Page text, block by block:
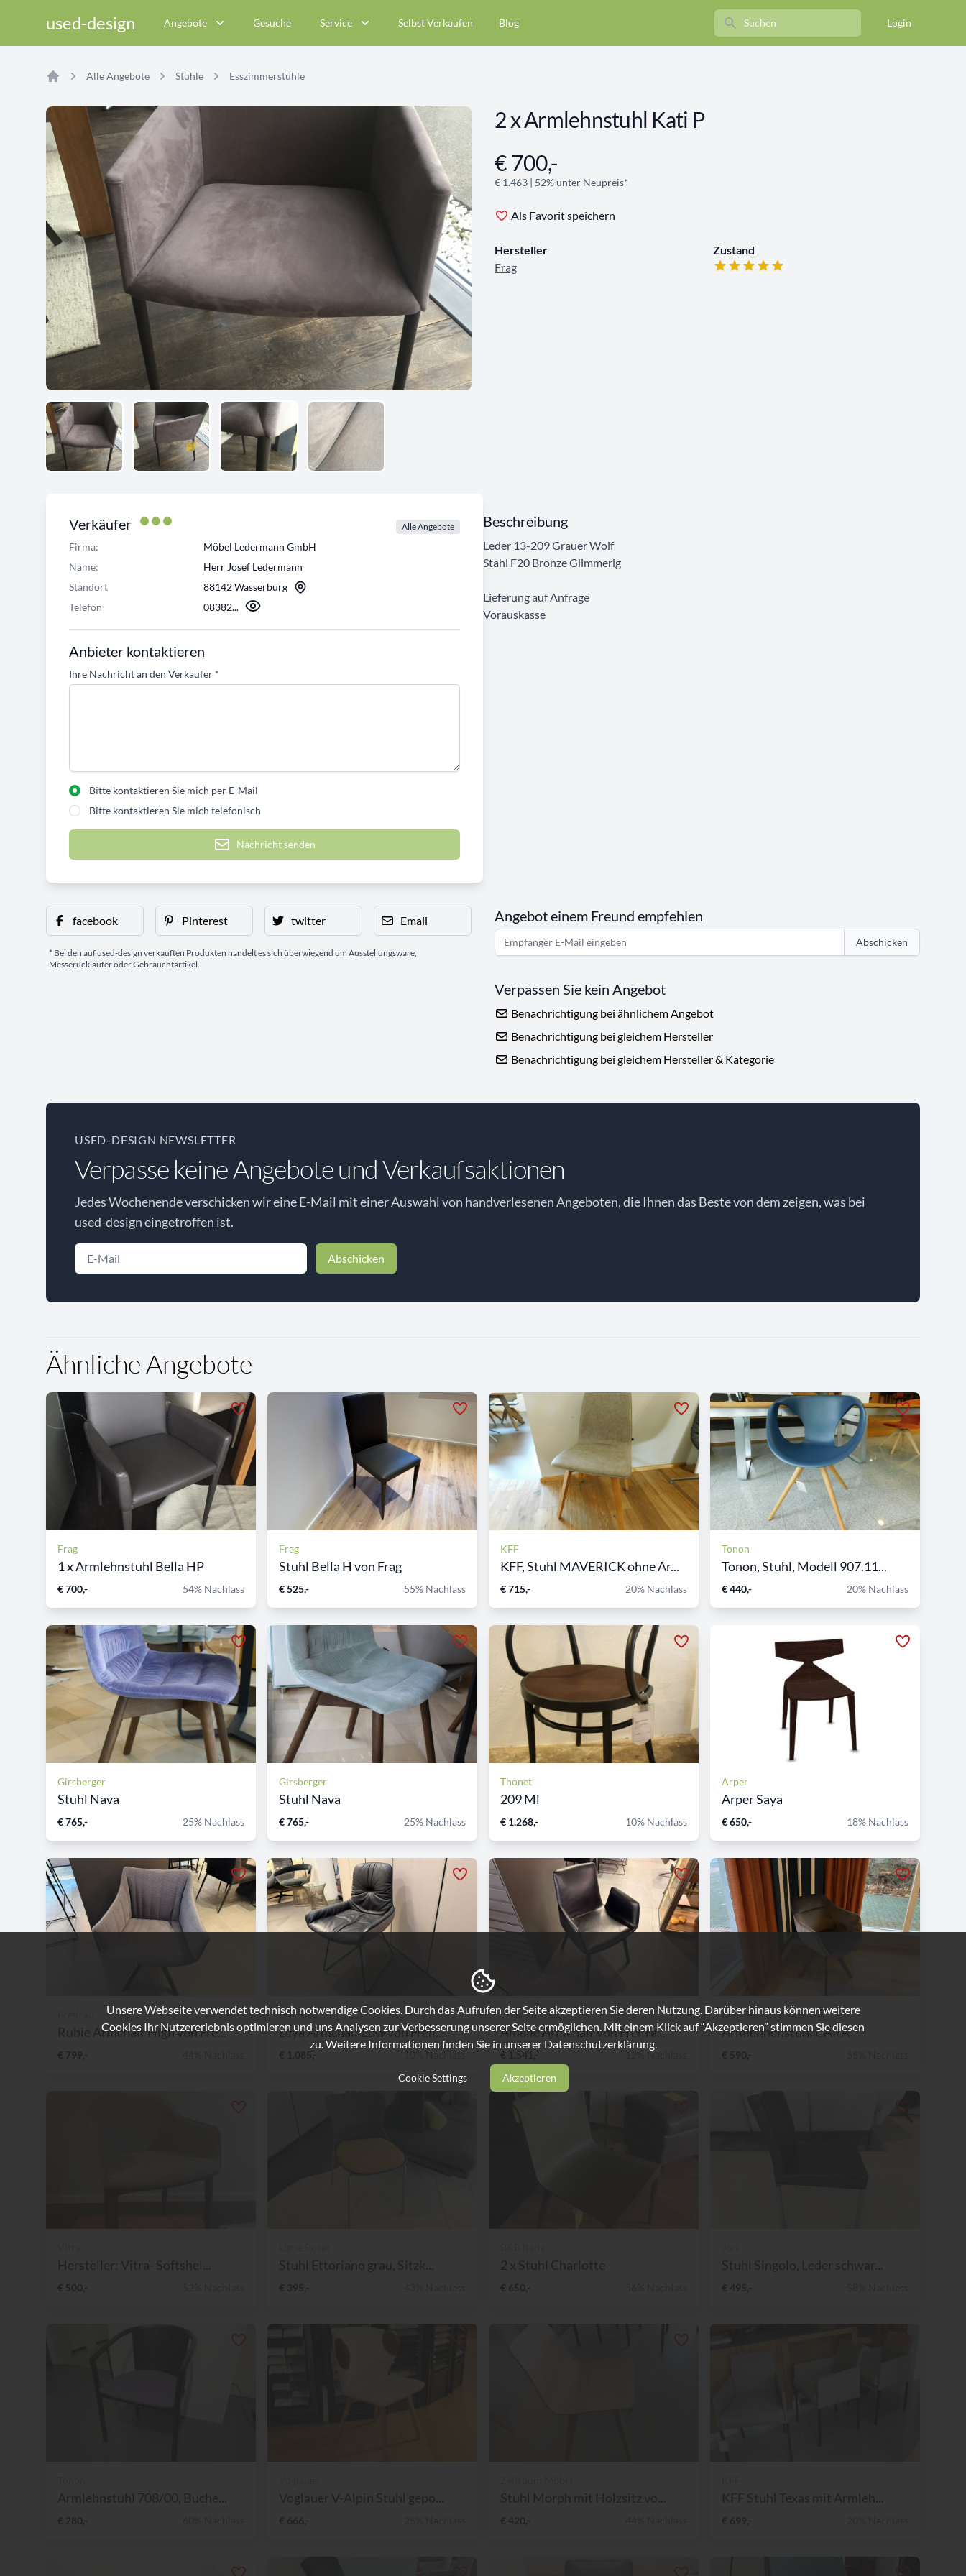
used-design Angebote Gesuche Service Selbst Verkaufen Blog Search Login
Alle Angebote Stühle Esszimmerstühle
2 x Armlehnstuhl Kati P
Angebotsinformationen
€ 700,-
€ 1.463 | 52% unter Neupreis*
Als Favorit speichern
Hersteller
Frag
Zustand
Verkäufer Alle Angebote
Firma:
Möbel Ledermann GmbH
Name:
Herr Josef Ledermann
Standort
88142 Wasserburg
Telefon
08382...
Anbieter kontaktieren
Ihre Nachricht an den Verkäufer *
Bitte kontaktieren Sie mich per E-Mail
Bitte kontaktieren Sie mich telefonisch
Nachricht senden
Beschreibung
Leder 13-209 Grauer Wolf
Stahl F20 Bronze Glimmerig
Lieferung auf Anfrage
Vorauskasse
facebook Pinterest twitter Email
* Bei den auf used-design verkauften Produkten handelt es sich überwiegend um Ausstellungsware,
Messerückläufer oder Gebrauchtartikel.
Angebot einem Freund empfehlen
Abschicken
Verpassen Sie kein Angebot
Benachrichtigung bei ähnlichem Angebot
Benachrichtigung bei gleichem Hersteller
Benachrichtigung bei gleichem Hersteller & Kategorie
USED-DESIGN NEWSLETTER
Verpasse keine Angebote und Verkaufsaktionen
Jedes Wochenende verschicken wir eine E-Mail mit einer Auswahl von handverlesenen Angeboten, die Ihnen das Beste von dem zeigen, was bei
used-design eingetroffen ist.
Abschicken
Ähnliche Angebote
Frag
1 x Armlehnstuhl Bella HP
€ 700,- 54% Nachlass
Frag
Stuhl Bella H von Frag
€ 525,- 55% Nachlass
KFF
KFF, Stuhl MAVERICK ohne Ar...
€ 715,- 20% Nachlass
Tonon
Tonon, Stuhl, Modell 907.11...
€ 440,- 20% Nachlass
Girsberger
Stuhl Nava
€ 765,- 25% Nachlass
Girsberger
Stuhl Nava
€ 765,- 25% Nachlass
Thonet
209 Ml
€ 1.268,- 10% Nachlass
Arper
Arper Saya
€ 650,- 18% Nachlass
Rubie Armchair High von Fre...
€ 799,-
Freifrau
Leya Armchair Low von Freif...
€ 1.085,-
Freifrau
Amelie Armchair von Freifra...
€ 1.541,- 12% Nachlass
Bielefelder Werkstätten
Armlehnenstuhl CARA
€ 590,-
Unsere Webseite verwendet technisch notwendige Cookies. Durch das Aufrufen der Seite akzeptieren Sie deren Nutzung. Darüber hinaus können weitere
Cookies Ihr Nutzererlebnis optimieren und uns Analysen zur Verbesserung unserer Seite ermöglichen. Mit einem Klick auf “Akzeptieren” stimmen Sie diesen
zu. Weitere Informationen finden Sie in unserer Datenschutzerklärung.
Cookie Settings Akzeptieren